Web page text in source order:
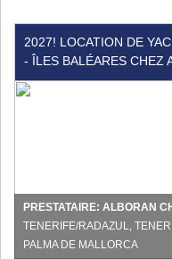
Location
yacht
-
Îles
Baléares
chez
2027! LOCATION DE
- ÎLES BALÉARES CHEZ
PRESTATAIRE: ALBORAN
TENERIFE/RADAZUL,
PALMA DE MALLORCA